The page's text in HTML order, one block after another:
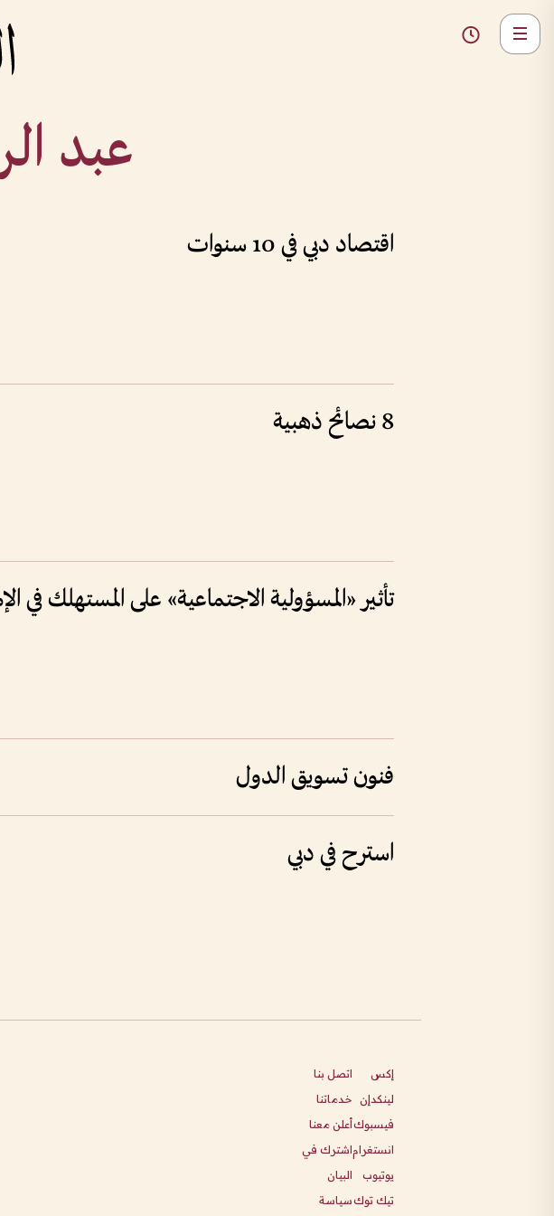
عبد
اقتصاد دبي في 10 سنوات
8 نصائح ذهبية
تأثير «المسؤولية الاجتماعية» على المستهلك في
فنون تسويق الدول
استرح في دبي
إكس
لينكدإن
فيسبوك
انستغرام
يوتيوب
تيك توك
اتصل بنا
خدماتنا
أعلن معنا
اشترك في
البيان
سياسة